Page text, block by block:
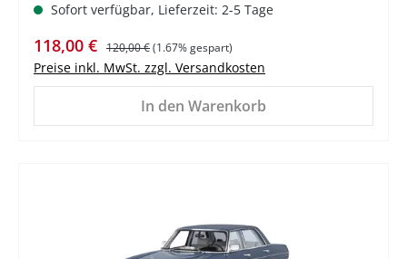
Sofort verfügbar, Lieferzeit: 2-5 Tage
Verkaufspreis:
118,00 € Regulärer Preis:
120,00 €(1.67% gespart)
Preise inkl. MwSt. zzgl. Versandkosten
In den Warenkorb